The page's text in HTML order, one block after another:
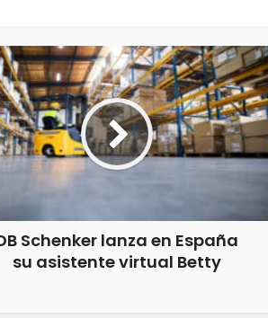
Schenker lanza en España
su asistente virtual Betty